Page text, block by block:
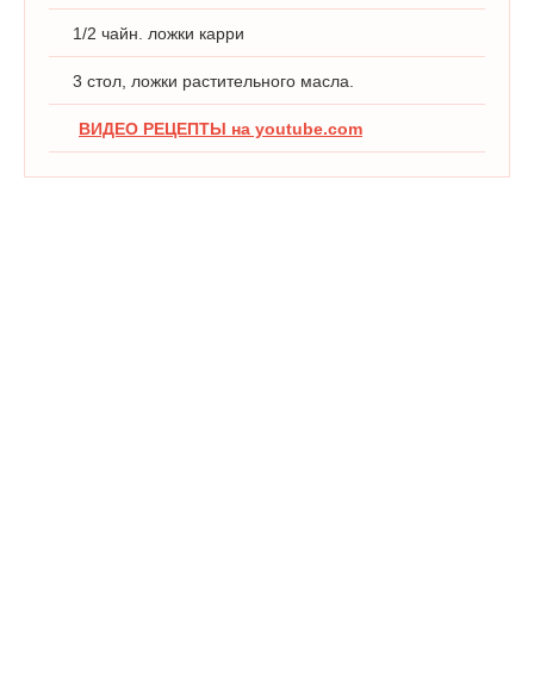
1/2 чайн. ложки карри
3 стол, ложки растительного масла.
ВИДЕО РЕЦЕПТЫ на youtube.com